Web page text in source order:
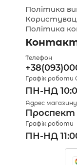
Політика
Політика
Телефон
Графік роботи
ПН-НД
Адрес магазину
Проспект
Графік роботи
ПН-НД